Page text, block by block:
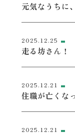
元気なうちに
2025.12.25
走る坊さん！
2025.12.21
住職が亡くな
2025.12.21